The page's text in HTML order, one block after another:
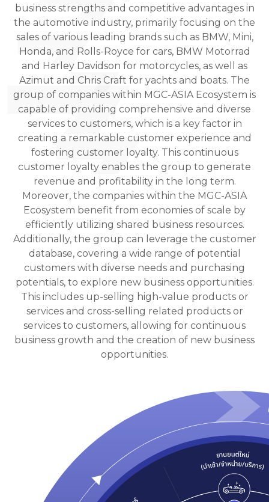
business strengths and competitive advantages in
the automotive industry, primarily focusing on the
sales of various leading brands such as BMW, Mini,
Honda, and Rolls-Royce for cars, BMW Motorrad
and Harley Davidson for motorcycles, as well as
Azimut and Chris Craft for yachts and boats. The
group of companies within MGC-ASIA Ecosystem is
capable of providing comprehensive and diverse
services to customers, which is a key factor in
creating a remarkable customer experience and
fostering customer loyalty. This continuous
customer loyalty enables the group to generate
revenue and profitability in the long term.
Moreover, the companies within the MGC-ASIA
Ecosystem benefit from economies of scale by
efficiently utilizing shared business resources.
Additionally, the group can leverage the customer
database, covering a wide range of potential
customers with diverse needs and purchasing
potentials, to explore new business opportunities.
This includes up-selling high-value products or
services and cross-selling related products or
services to customers, allowing for continuous
business growth and the creation of new business
opportunities.